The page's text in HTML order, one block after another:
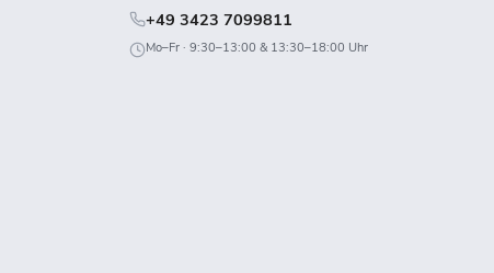
+49 3423 7099811
Mo–Fr · 9:30–13:00 & 13:30–18:00 Uhr